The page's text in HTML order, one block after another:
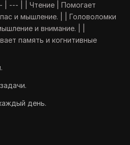
| --- | | Чтение | Помогает
и мышление. | | Головоломки
и внимание. | |
память и когнитивные
день.